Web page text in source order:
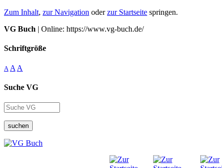
Zum Inhalt, zur Navigation oderzur Startseite springen.
VG Buch | Online: https://www.vg-buch.de/
Schriftgröße
A A A
Suche VG
suchen